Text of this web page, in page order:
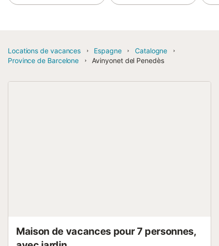
Locations de vacances Espagne
Catalogne
Province de Barcelone
Avinyonet del Penedès
Maison de vacances pour 7 personnes,